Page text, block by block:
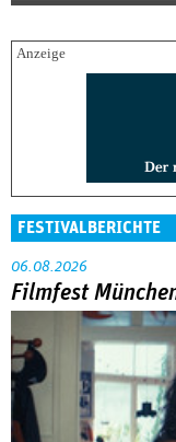
FESTIVALBERICHTE
06.08.2026
Filmfest